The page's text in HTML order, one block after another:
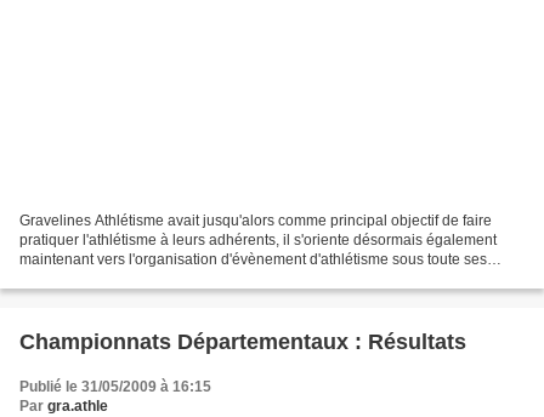
Gravelines Athlétisme avait jusqu'alors comme principal objectif de faire
pratiquer l'athlétisme à leurs adhérents, il s'oriente désormais également
maintenant vers l'organisation d'évènement d'athlétisme sous toute ses
Championnats Départementaux : Résultats
Publié le 31/05/2009 à 16:15
Par gra.athle